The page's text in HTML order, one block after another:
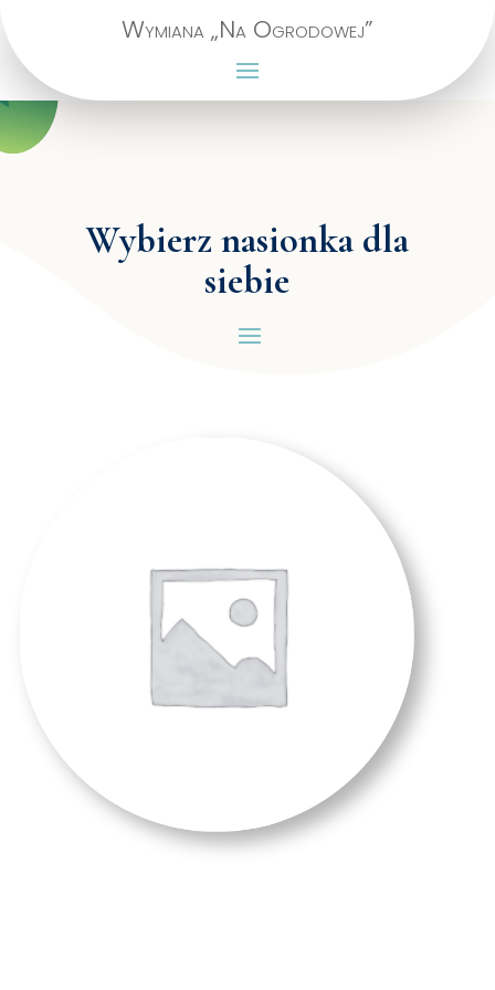
Wymiana „Na Ogrodowej”
Wybierz nasionka dla
siebie